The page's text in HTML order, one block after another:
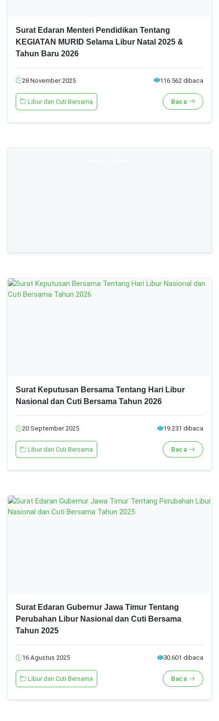
Surat Edaran Menteri Pendidikan Tentang
KEGIATAN MURID Selama Libur Natal 2025 &
Tahun Baru 2026
28 November 2025 116.562 dibaca
Libur dan Cuti Bersama Baca
Surat Keputusan Bersama Tentang Hari Libur
Nasional dan Cuti Bersama Tahun 2026
20 September 2025 19.231 dibaca
Libur dan Cuti Bersama Baca
Surat Edaran Gubernur Jawa Timur Tentang
Perubahan Libur Nasional dan Cuti Bersama
Tahun 2025
16 Agustus 2025 30.601 dibaca
Libur dan Cuti Bersama Baca